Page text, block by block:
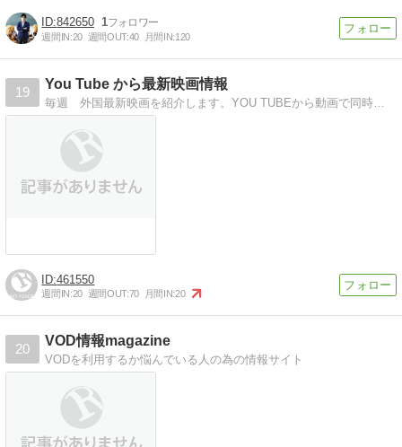
842650 1
週間IN:20 週間OUT:40 月間IN:120
19
You Tube から最新映画情報
毎週 外国最新映画を紹介します。YOU TUBEから動画で同時に映画紹介してます。
461550
週間IN:20 週間OUT:70 月間IN:20
20
VOD情報magazine
VODを利用するか悩んでいる人の為の情報サイト